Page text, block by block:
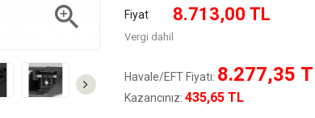
 Fiyat 8.713,00 TL
Vergi dahil
Havale/EFT Fiyatı: 8.277,35
Kazancınız: 435,65 TL